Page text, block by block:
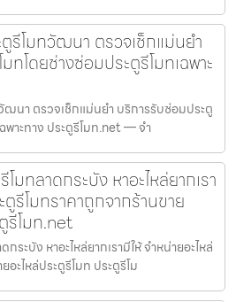
รีโมทวัฒนา ตรวจเช็กแม่นยำ
ทโดยช่างซ่อมประตูรีโมทเฉพาะ
ฒนา ตรวจเช็กแม่นยำ บริการรับซ่อมประตู
พาะทาง ประตูรีโมท.net — จำ
มทลาดกระบัง หาอะไหล่ยากเรา
ตูรีโมทราคาถูกจากร้านขาย
รีโมท.net
ระบัง หาอะไหล่ยากเรามีให้ จำหน่ายอะไหล่
ะไหล่ประตูรีโมท ประตูรีโม